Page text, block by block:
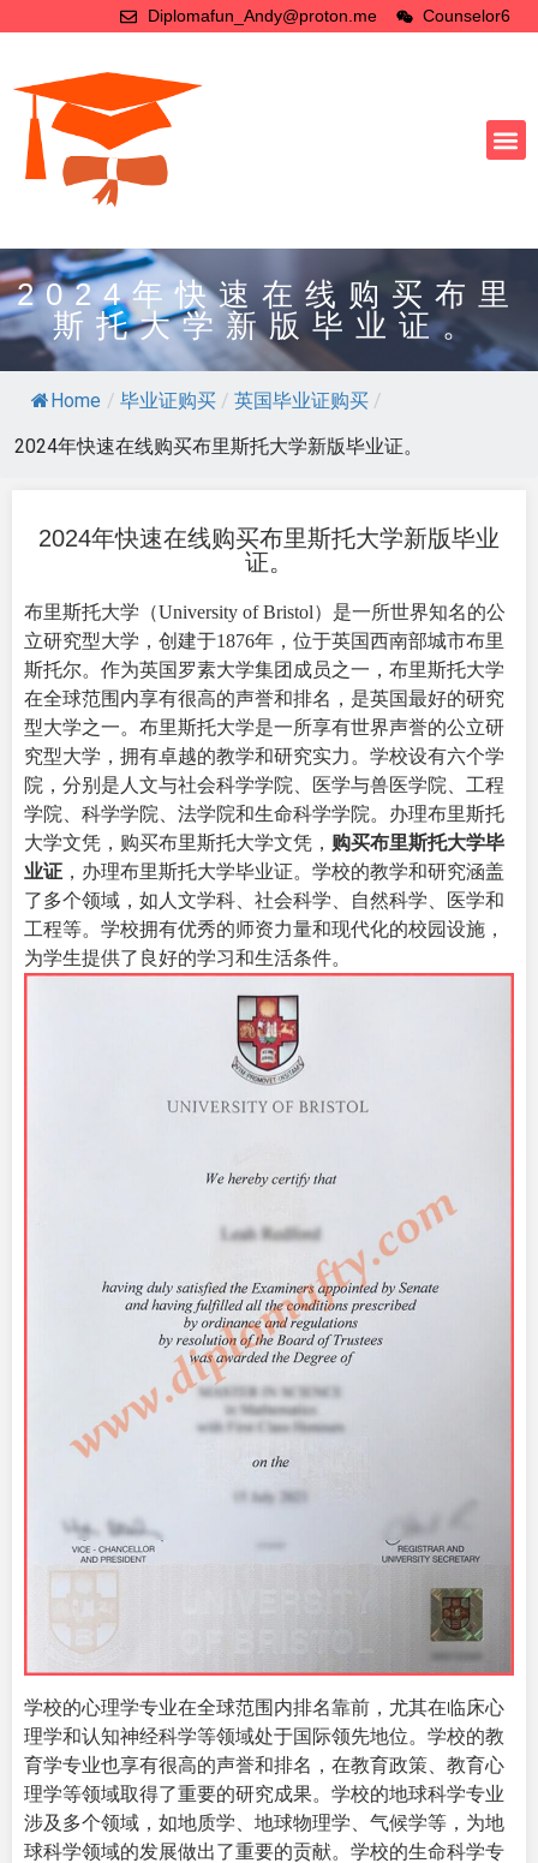
Diplomafun_Andy@proton.me Counselor6
2024年快速在线购买布里
斯托大学新版毕业证。
Home / 毕业证购买 / 英国毕业证购买 /
2024年快速在线购买布里斯托大学新版毕业证。
2024年快速在线购买布里斯托大学新版毕业
证。
布里斯托大学（University of Bristol）是一所世界知名的公
立研究型大学，创建于1876年，位于英国西南部城市布里
斯托尔。作为英国罗素大学集团成员之一，布里斯托大学
在全球范围内享有很高的声誉和排名，是英国最好的研究
型大学之一。 布里斯托大学是一所享有世界声誉的公立研
究型大学，拥有卓越的教学和研究实力。学校设有六个学
院，分别是人文与社会科学学院、医学与兽医学院、工程
学院、科学学院、法学院和生命科学学院。办理布里斯托
大学文凭，购买布里斯托大学文凭， 购买布里斯托大学毕
业证 ，办理布里斯托大学毕业证。学校的教学和研究涵盖
了多个领域，如人文学科、社会科学、自然科学、医学和
工程等。学校拥有优秀的师资力量和现代化的校园设施，
为学生提供了良好的学习和生活条件。
学校的心理学专业在全球范围内排名靠前，尤其在临床心
理学和认知神经科学等领域处于国际领先地位。学校的教
育学专业也享有很高的声誉和排名，在教育政策、教育心
理学等领域取得了重要的研究成果。学校的地球科学专业
涉及多个领域，如地质学、地球物理学、气候学等，为地
球科学领域的发展做出了重要的贡献。学校的生命科学专